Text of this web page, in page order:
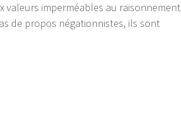
valeurs imperméables au raisonnement
de propos négationnistes, ils sont